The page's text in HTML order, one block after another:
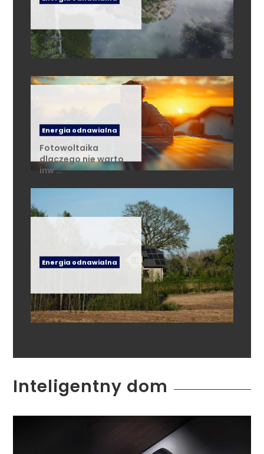
Energia odnawialna
Fotowoltaika
dlaczego nie warto
inw …
Energia odnawialna
Inteligentny dom